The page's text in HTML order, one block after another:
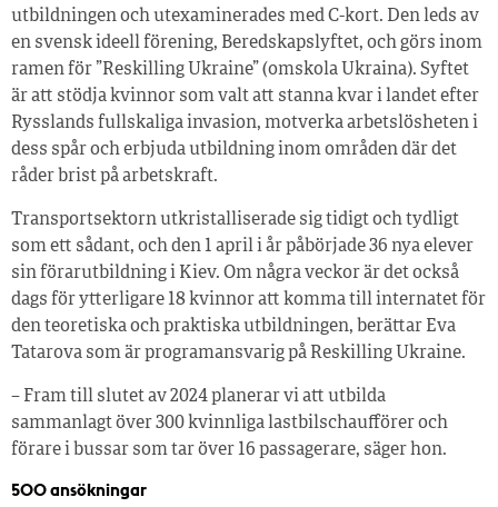
utbildningen och utexaminerades med C-kort. Den leds av
en svensk ideell förening, Beredskapslyftet, och görs inom
ramen för ”Reskilling Ukraine” (omskola Ukraina). Syftet
är att stödja kvinnor som valt att stanna kvar i landet efter
Rysslands fullskaliga invasion, motverka arbetslösheten i
dess spår och erbjuda utbildning inom områden där det
råder brist på arbetskraft.
Transportsektorn utkristalliserade sig tidigt och tydligt
som ett sådant, och den 1 april i år påbörjade 36 nya elever
sin förarutbildning i Kiev. Om några veckor är det också
dags för ytterligare 18 kvinnor att komma till internatet för
den teoretiska och praktiska utbildningen, berättar Eva
Tatarova som är programansvarig på Reskilling Ukraine.
– Fram till slutet av 2024 planerar vi att utbilda
sammanlagt över 300 kvinnliga lastbilschaufförer och
förare i bussar som tar över 16 passagerare, säger hon.
500 ansökningar